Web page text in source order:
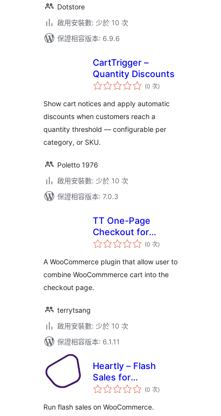
Dotstore
啟用安裝數: 少於 10 次
保證相容版本: 6.9.6
CartTrigger –
Quantity Discounts
(0 次評
分
數
)
Show cart notices and apply automatic
discounts when customers reach a
quantity threshold — configurable per
category, or SKU.
Poletto 1976
啟用安裝數: 少於 10 次
保證相容版本: 7.0.3
TT One-Page
Checkout for
WooCommerce
(0 次評
分
數
)
A WooCommerce plugin that allow user to
combine WooCommmerce cart into the
checkout page.
terrytsang
啟用安裝數: 少於 10 次
保證相容版本: 6.1.11
Heartly – Flash
Sales for
WooCommerce
(0 次評
分)
Run flash sales on WooCommerce.